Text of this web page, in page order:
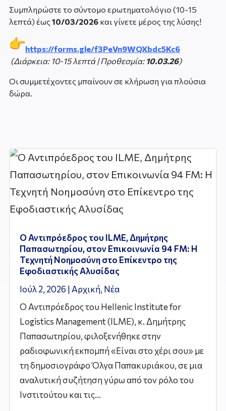
Συμπληρώστε το σύντομο ερωτηματολόγιο (10-15
λεπτά) έως 10/03/2026 και γίνετε μέρος της λύσης!
https://forms.gle/f3PeVn9WQXbdc5Kc6
(Διάρκεια: 10-15 λεπτά | Προθεσμία: 10.03.26)
Οι συμμετέχοντες μπαίνουν σε κλήρωση για πλούσια
δώρα.
Ο Αντιπρόεδρος του ILME, Δημήτρης
Παπασωτηρίου, στον Επικοινωνία 94 FM: Η
Τεχνητή Νοημοσύνη στο Επίκεντρο της
Εφοδιαστικής Αλυσίδας
Ιούλ 2, 2026 | Αρχική, Νέα
Ο Αντιπρόεδρος του Hellenic Institute for
Logistics Management (ILME), κ. Δημήτρης
Παπασωτηρίου, φιλοξενήθηκε στην
ραδιοφωνική εκπομπή «Είναι στο χέρι σου» με
τη δημοσιογράφο Όλγα Παπακυριάκου, σε μια
αναλυτική συζήτηση γύρω από τον ρόλο του
Ινστιτούτου και τις...